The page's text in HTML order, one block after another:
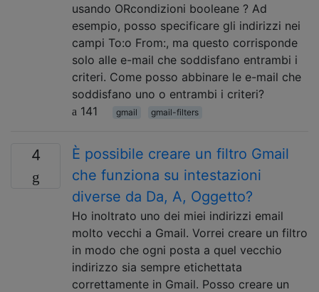
usando ORcondizioni booleane ? Ad
esempio, posso specificare gli indirizzi nei
campi To:o From:, ma questo corrisponde
solo alle e-mail che soddisfano entrambi i
criteri. Come posso abbinare le e-mail che
soddisfano uno o entrambi i criteri?
141
gmail gmail-filters
4
È possibile creare un filtro Gmail
che funziona su intestazioni
diverse da Da, A, Oggetto?
Ho inoltrato uno dei miei indirizzi email
molto vecchi a Gmail. Vorrei creare un filtro
in modo che ogni posta a quel vecchio
indirizzo sia sempre etichettata
correttamente in Gmail. Posso creare un